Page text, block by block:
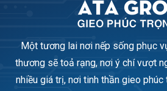
Một tương lai nơi nếp sống phục
thương sẽ toả rạng, nơi ý chí vượt
nhiều giá trị, nơi tinh thần gieo